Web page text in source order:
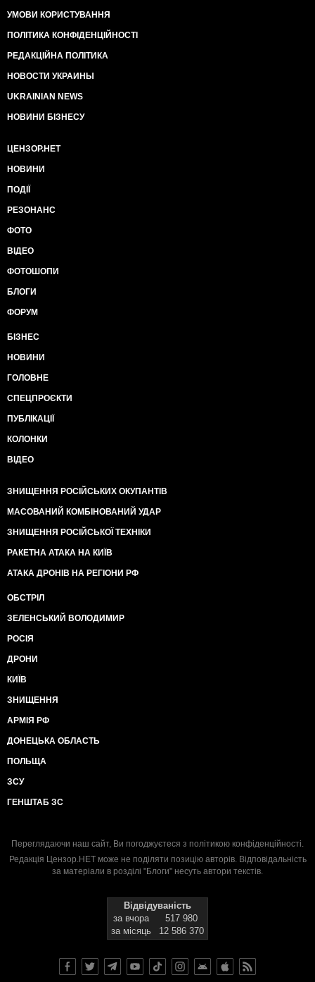
УМОВИ КОРИСТУВАННЯ
ПОЛІТИКА КОНФІДЕНЦІЙНОСТІ
РЕДАКЦІЙНА ПОЛІТИКА
НОВОСТИ УКРАИНЫ
UKRAINIAN NEWS
НОВИНИ БІЗНЕСУ
ЦЕНЗОР.НЕТ
НОВИНИ
ПОДІЇ
РЕЗОНАНС
ФОТО
ВІДЕО
ФОТОШОПИ
БЛОГИ
ФОРУМ
БІЗНЕС
НОВИНИ
ГОЛОВНЕ
СПЕЦПРОЄКТИ
ПУБЛІКАЦІЇ
КОЛОНКИ
ВІДЕО
ЗНИЩЕННЯ РОСІЙСЬКИХ ОКУПАНТІВ
МАСОВАНИЙ КОМБІНОВАНИЙ УДАР
ЗНИЩЕННЯ РОСІЙСЬКОЇ ТЕХНІКИ
РАКЕТНА АТАКА НА КИЇВ
АТАКА ДРОНІВ НА РЕГІОНИ РФ
ОБСТРІЛ
ЗЕЛЕНСЬКИЙ ВОЛОДИМИР
РОСІЯ
ДРОНИ
КИЇВ
ЗНИЩЕННЯ
АРМІЯ РФ
ДОНЕЦЬКА ОБЛАСТЬ
ПОЛЬЩА
ЗСУ
ГЕНШТАБ ЗС
Переглядаючи наш сайт, Ви погоджуєтеся з політикою конфіденційності.
Редакція Цензор.НЕТ може не поділяти позицію авторів. Відповідальність
за матеріали в розділі "Блоги" несуть автори текстів.
Відвідуваність
за вчора
517 980
за місяць
12 586 370